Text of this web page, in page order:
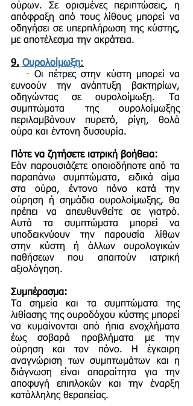
ούρων. Σε ορισμένες περιπτώσεις, η
απόφραξη από τους λίθους μπορεί να
οδηγήσει σε υπερπλήρωση της κύστης,
με αποτέλεσμα την ακράτεια.
9. Ουρολοίμωξη:
- Οι πέτρες στην κύστη μπορεί να
ευνοούν την ανάπτυξη βακτηρίων,
οδηγώντας σε ουρολοίμωξη. Τα
συμπτώματα της ουρολοίμωξης
περιλαμβάνουν πυρετό, ρίγη, θολά
ούρα και έντονη δυσουρία.
Πότε να ζητήσετε ιατρική βοήθεια:
Εάν παρουσιάζετε οποιοδήποτε από τα
παραπάνω συμπτώματα, ειδικά αίμα
στα ούρα, έντονο πόνο κατά την
ούρηση ή σημάδια ουρολοίμωξης, θα
πρέπει να απευθυνθείτε σε γιατρό.
Αυτά τα συμπτώματα μπορεί να
υποδεικνύουν την παρουσία λίθων
στην κύστη ή άλλων ουρολογικών
παθήσεων που απαιτούν ιατρική
αξιολόγηση.
Συμπέρασμα:
Τα σημεία και τα συμπτώματα της
λιθίασης της ουροδόχου κύστης μπορεί
να κυμαίνονται από ήπια ενοχλήματα
έως σοβαρά προβλήματα με την
ούρηση και τον πόνο. Η έγκαιρη
αναγνώριση των συμπτωμάτων και η
διάγνωση είναι απαραίτητα για την
αποφυγή επιπλοκών και την έναρξη
κατάλληλης θεραπείας.